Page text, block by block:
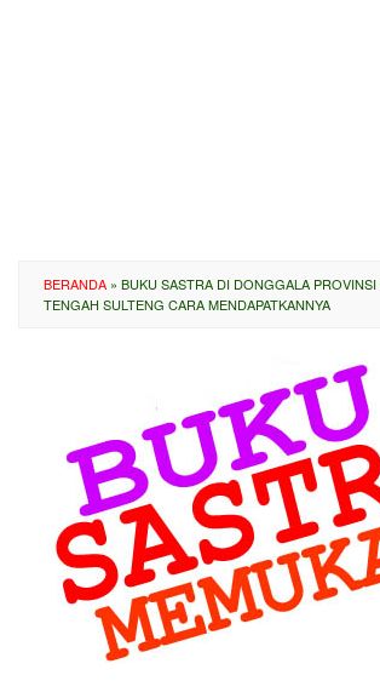
BERANDA » BUKU SASTRA DI DONGGALA PROVINSI
TENGAH SULTENG CARA MENDAPATKANNYA